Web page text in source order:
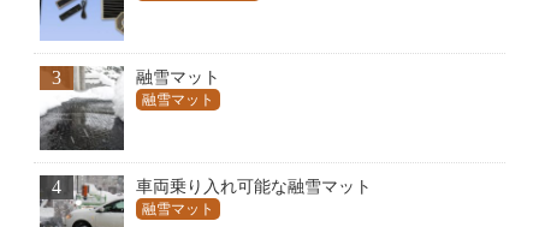
3 融雪マット
融雪マット
4 車両乗り入れ可能な融雪マット
融雪マット